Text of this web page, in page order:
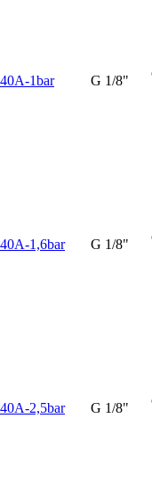
1bar G 1/8"
1,6bar G 1/8"
2,5bar G 1/8"